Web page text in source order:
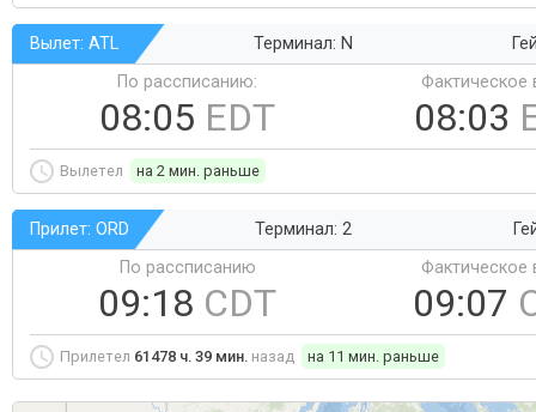
Вылет: ATL Терминал: N
По рассписанию:
08:05 EDT
Фактическое
08:03
Вылетел на 2 мин. раньше
Прилет: ORD Терминал: 2
По рассписанию
09:18 CDT
Фактическое
09:07
Прилетел 61478 ч. 39 мин. назад на 11 мин. раньше